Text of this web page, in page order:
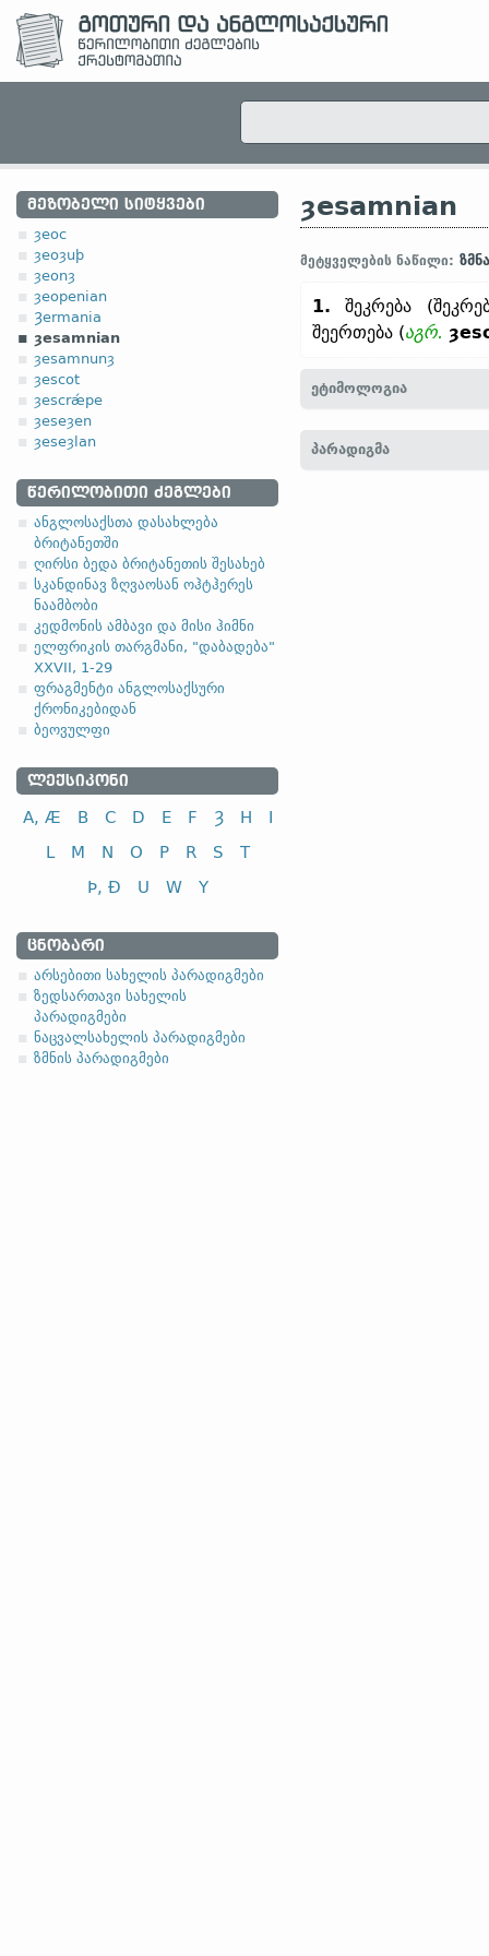
ᲛᲔᲖᲝᲑᲔᲚᲘ ᲡᲘᲢᲧᲕᲔᲑᲘ
ȝeoc
ȝeoȝuþ
ȝeonȝ
ȝeopenian
Ȝermania
ȝesamnian
ȝesamnunȝ
ȝescot
ȝescrǽpe
ȝeseȝen
ȝeseȝlan
ᲬᲔᲠᲘᲚᲝᲑᲘᲗᲘ ᲫᲔᲒᲚᲔᲑᲘ
ანგლოსაქსთა დასახლება
ბრიტანეთში
ღირსი ბედა ბრიტანეთის შესახებ
სკანდინავ ზღვაოსან ოჰტჰერეს
ნაამბობი
კედმონის ამბავი და მისი ჰიმნი
ელფრიკის თარგმანი, "დაბადება"
XXVII, 1-29
ფრაგმენტი ანგლოსაქსური
ქრონიკებიდან
ბეოვულფი
ᲚᲔᲥᲡᲘᲙᲝᲜᲘ
A, Æ B C D E F Ȝ H
I
L
M N O P R S
T
Þ, Ð
U W Y
ᲪᲜᲝᲑᲐᲠᲘ
არსებითი სახელის პარადიგმები
ზედსართავი სახელის
პარადიგმები
ნაცვალსახელის პარადიგმები
ზმნის პარადიგმები
ȝesamnian
მეტყველების ნაწილი: ზმნა
1. შეკრება
შეერთება (აგრ.
ეტიმოლოგია
gisamanōn]
პარადიგმა